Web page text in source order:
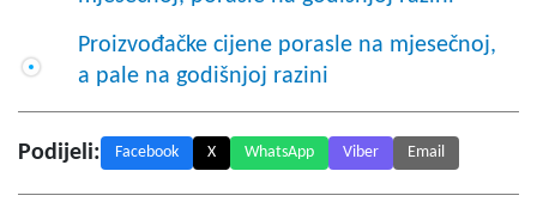
Proizvođačke cijene porasle na mjesečnoj,
a pale na godišnjoj razini
Podijeli: Facebook X WhatsApp Viber Email